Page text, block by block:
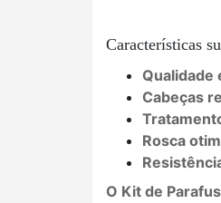
Características
Qualidade
Cabeças
Rosca
O Kit de